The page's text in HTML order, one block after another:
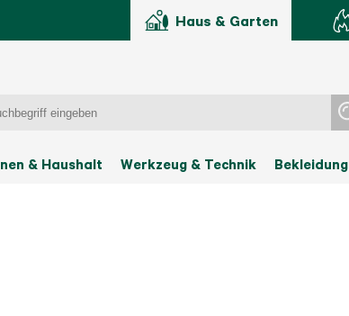
Haus & Garten
& Haushalt Werkzeug & Technik Bekleidung